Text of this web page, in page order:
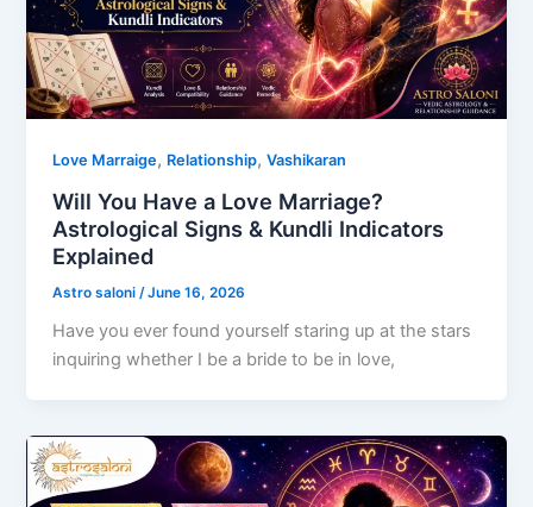
Love Marraige, Relationship,Vashikaran
Will You Have a Love Marriage?
Astrological Signs & Kundli Indicators
Explained
Astro saloni /June 16, 2026
Have you ever found yourself staring up at the stars
inquiring whether I be a bride to be in love,